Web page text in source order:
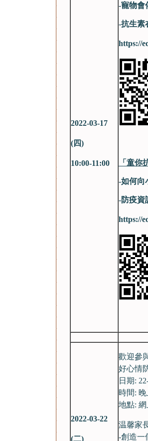
2022-03-17
(四)
10:00-11:00
-寵物會
-抗生素
https://
「童你
-如何向
-防疫資
https://
2022-03-22
(二)
歡迎參
好心情
日期:
時間:
地點:
温馨家
-創造一